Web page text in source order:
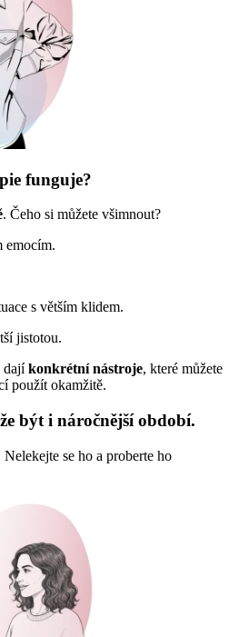
funguje?
. Čeho si můžete všimnout?
emocím.
s větším klidem.
jistotou.
dají konkrétní nástroje, které můžete
použít okamžitě.
být i náročnější období.
se ho a proberte ho